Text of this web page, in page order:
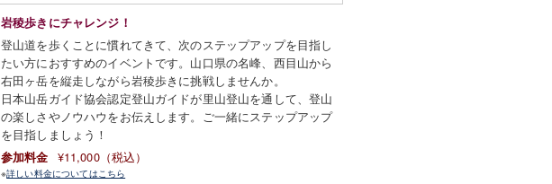
岩稜歩きにチャレンジ！
登山道を歩くことに慣れてきて、次のステップアップを目指し
たい方におすすめのイベントです。山口県の名峰、西目山から
右田ヶ岳を縦走しながら岩稜歩きに挑戦しませんか。
日本山岳ガイド協会認定登山ガイドが里山登山を通して、登山
の楽しさやノウハウをお伝えします。ご一緒にステップアップ
を目指しましょう！
参加料金 ¥11,000（税込）
※詳しい料金についてはこちら